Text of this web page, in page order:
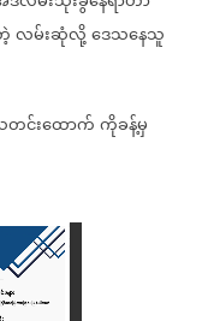
လမ်းဆုံလို့ဒေသနေသူ
င်းထောက်ကိုခန့်မှ